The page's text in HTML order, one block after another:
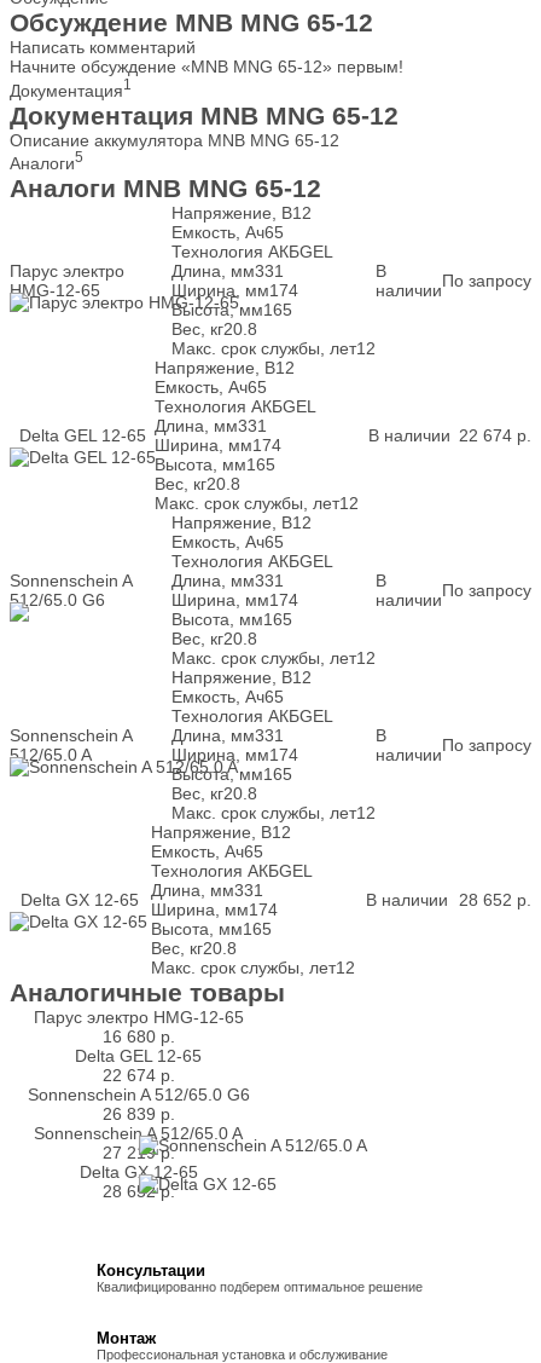
Обсуждение MNB MNG 65-12
Написать комментарий
Начните обсуждение «MNB MNG 65-12» первым!
Документация1
Документация MNB MNG 65-12
Описание аккумулятора MNB MNG 65-12
Аналоги5
Аналоги MNB MNG 65-12
Парус электро
HMG-12-65
Напряжение, В12
Емкость, Ач65
Технология АКБGEL
Длина, мм331
Ширина, мм174
Высота, мм165
Вес, кг20.8
Макс. срок службы, лет12
В
наличииПо запросу
Delta GEL 12-65
Напряжение, В12
Емкость, Ач65
Технология АКБGEL
Длина, мм331
Ширина, мм174
Высота, мм165
Вес, кг20.8
Макс. срок службы, лет12
В наличии 22 674 р.
Sonnenschein A
512/65.0 G6
Напряжение, В12
Емкость, Ач65
Технология АКБGEL
Длина, мм331
Ширина, мм174
Высота, мм165
Вес, кг20.8
Макс. срок службы, лет12
В
наличииПо запросу
Sonnenschein A
512/65.0 A
Напряжение, В12
Емкость, Ач65
Технология АКБGEL
Длина, мм331
Ширина, мм174
Высота, мм165
Вес, кг20.8
Макс. срок службы, лет12
В
наличииПо запросу
Delta GX 12-65
Напряжение, В12
Емкость, Ач65
Технология АКБGEL
Длина, мм331
Ширина, мм174
Высота, мм165
Вес, кг20.8
Макс. срок службы, лет12
В наличии 28 652 р.
Аналогичные товары
Парус электро HMG-12-65
16 680 р.
Delta GEL 12-65
22 674 р.
Sonnenschein A 512/65.0 G6
26 839 р.
Sonnenschein A 512/65.0 A
27 219р.
Delta GX 12-65
28 652р.
Консультации
Квалифицированно подберем оптимальное решение
Монтаж
Профессиональная установка и обслуживание